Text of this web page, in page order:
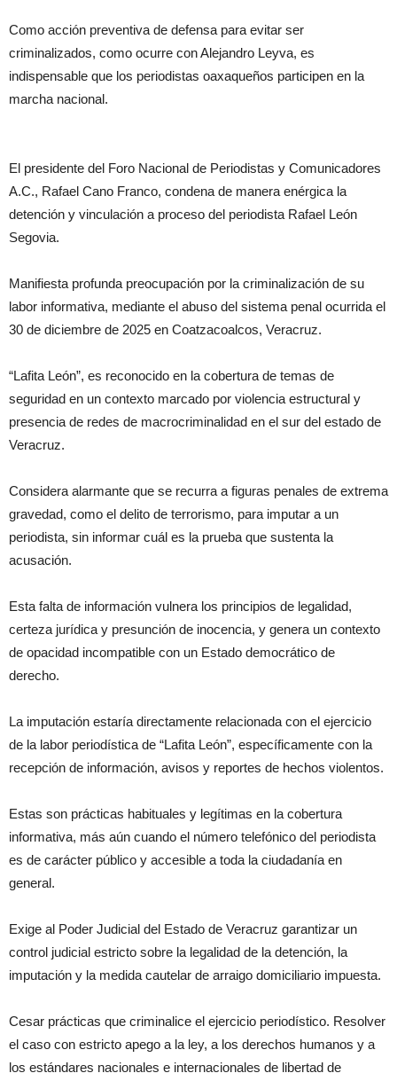
Como acción preventiva de defensa para evitar ser
criminalizados, como ocurre con Alejandro Leyva, es
indispensable que los periodistas oaxaqueños participen en la
marcha nacional.
El presidente del Foro Nacional de Periodistas y Comunicadores
A.C., Rafael Cano Franco, condena de manera enérgica la
detención y vinculación a proceso del periodista Rafael León
Segovia.
Manifiesta profunda preocupación por la criminalización de su
labor informativa, mediante el abuso del sistema penal ocurrida el
30 de diciembre de 2025 en Coatzacoalcos, Veracruz.
“Lafita León”, es reconocido en la cobertura de temas de
seguridad en un contexto marcado por violencia estructural y
presencia de redes de macrocriminalidad en el sur del estado de
Veracruz.
Considera alarmante que se recurra a figuras penales de extrema
gravedad, como el delito de terrorismo, para imputar a un
periodista, sin informar cuál es la prueba que sustenta la
acusación.
Esta falta de información vulnera los principios de legalidad,
certeza jurídica y presunción de inocencia, y genera un contexto
de opacidad incompatible con un Estado democrático de
derecho.
La imputación estaría directamente relacionada con el ejercicio
de la labor periodística de “Lafita León”, específicamente con la
recepción de información, avisos y reportes de hechos violentos.
Estas son prácticas habituales y legítimas en la cobertura
informativa, más aún cuando el número telefónico del periodista
es de carácter público y accesible a toda la ciudadanía en
general.
Exige al Poder Judicial del Estado de Veracruz garantizar un
control judicial estricto sobre la legalidad de la detención, la
imputación y la medida cautelar de arraigo domiciliario impuesta.
Cesar prácticas que criminalice el ejercicio periodístico. Resolver
el caso con estricto apego a la ley, a los derechos humanos y a
los estándares nacionales e internacionales de libertad de